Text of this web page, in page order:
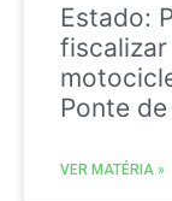
Estado:
Ponte
VER MATÉRIA »